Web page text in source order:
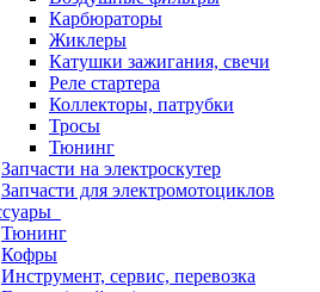
Карбюраторы
Жиклеры
Катушки зажигания, свечи
Реле стартера
Коллекторы, патрубки
Тросы
Тюнинг
Запчасти на электроскутер
Запчасти для электромотоциклов
Тюнинг
Кофры
Инструмент, сервис, перевозка